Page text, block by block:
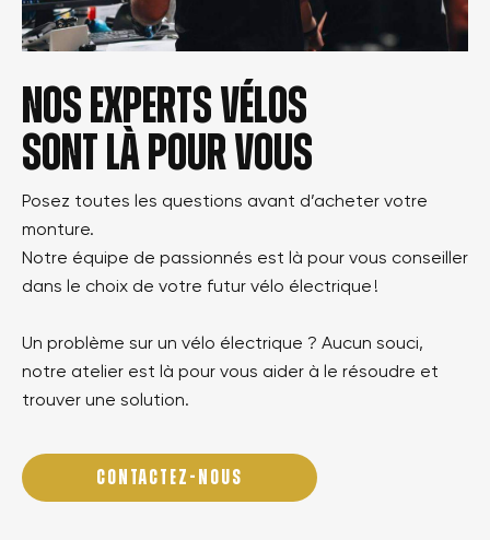
Nos experts vélos
sont là pour vous
Posez toutes les questions avant d’acheter votre
monture.
Notre équipe de passionnés est là pour vous conseiller
dans le choix de votre futur vélo électrique !
Un problème sur un vélo électrique ? Aucun souci,
notre atelier est là pour vous aider à le résoudre et
trouver une solution.
CONTACTEZ-NOUS